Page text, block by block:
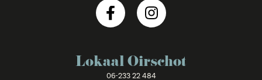
Lokaal Oirschot
06-233 22 484